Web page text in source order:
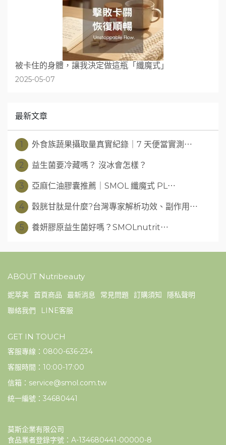
被卡住的身體，讓我決定做這瓶「纖魔式」
2025-05-07
最新文章
1 外食族蔬果攝取量真實紀錄｜7 天便當實測⋯
2 益生菌要冷藏嗎？ 沒冰會怎樣？
3 亞麻仁油膠囊推薦｜SMOL 纖魔式 PL⋯
4 穀胱甘肽是什麼?台灣專家解析功效、副作用⋯
5 養妍膠原益生菌好嗎？SMOLnutrit⋯
ABOUT Nutribeauty
妮萃美 首頁商品 最新消息 常見問題 訂購須知
隱私聲明
聯絡我們
LINE客服
GET IN TOUCH
客服專線：0800-636-234
客服時間：10:00-17:00
信箱：service@smol.com.tw
統一編號：34680441
莫斯企業有限公司
食品業者登錄字號：A-134680441-00000-8